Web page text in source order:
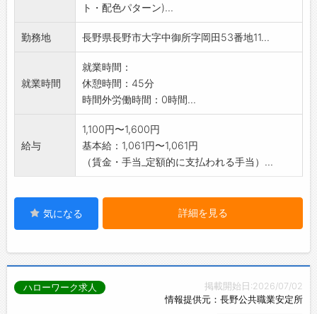
【変更範囲:会
社の定める業務】
ト・配色パターン)...
勤務地 長野県長野市大字中御所字岡田53番地11...
就業時間
就業時間：
休憩時間：45分
時間外労働時間：0時間...
給与
1,100円〜1,600円
基本給：1,061円〜1,061円
（賃金・手当_定額的に支払われる手当）...
気になる 詳細を見る
掲載開始日:2026/07/02
情報提供元：長野公共職業安定所
ハローワーク求人